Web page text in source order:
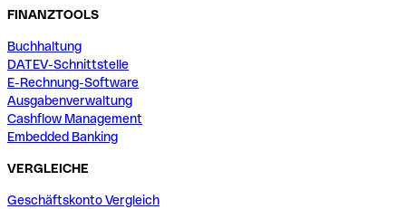
FINANZTOOLS
Buchhaltung
DATEV-Schnittstelle
E-Rechnung-Software
Ausgabenverwaltung
Cashflow Management
Embedded Banking
VERGLEICHE
Geschäftskonto Vergleich